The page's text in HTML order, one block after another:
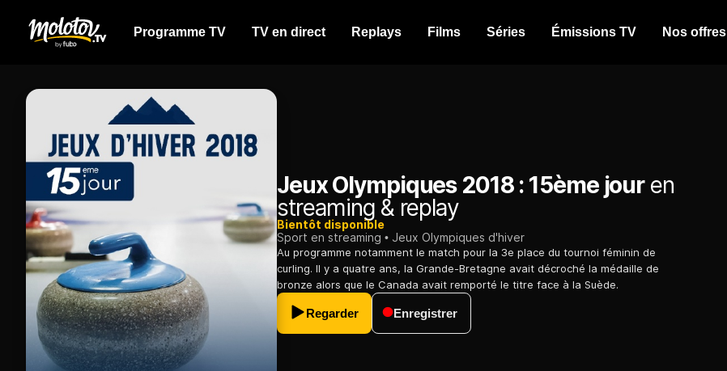
Programme TV TV en direct Replays Films Séries Émissions TV Nos offres
Jeux Olympiques 2018 : 15ème jouren
streaming & replay
Bientôt disponible
Sport en streaming
Jeux Olympiques d'hiver
Au programme notamment le match pour la 3e place du tournoi féminin de
curling. Il y a quatre ans, la Grande-Bretagne avait décroché la médaille de
bronze alors que le Canada avait remporté le titre face à la Suède.
Regarder Enregistrer